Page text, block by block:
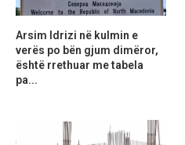
Arsim Idrizi në kulmin e
verës po bën gjum dimëror,
është rrethuar me tabela
pa...